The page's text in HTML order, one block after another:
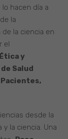
hacen día a
la
la ciencia en
el
y
Salud
desde la
la ciencia. Una